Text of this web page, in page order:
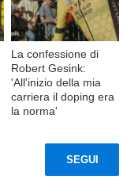
La confessione di
Robert Gesink:
'All'inizio della mia
carriera il doping era
la norma'
SEGUI